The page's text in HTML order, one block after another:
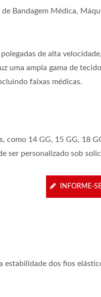
Bandagem Médica,
de alta
uma ampla gama de
faixas médicas.
como 14 GG, 15 GG, 18
ser personalizado sob
INFORME-
estabilidade dos fios